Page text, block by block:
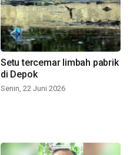
Setu tercemar limbah pabrik
di Depok
Senin, 22 Juni 2026